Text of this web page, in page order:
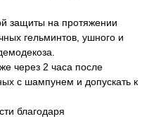
защиты на протяжении
гельминтов, ушного и
через 2 часа после
с шампунем и допускать к
благодаря